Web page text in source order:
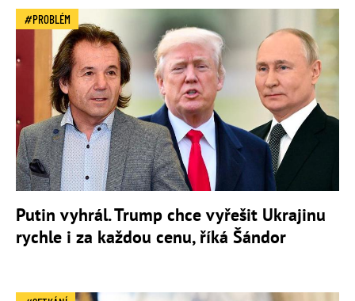
PROBLÉM
Putin vyhrál. Trump chce vyřešit Ukrajinu
rychle i za každou cenu, říká Šándor